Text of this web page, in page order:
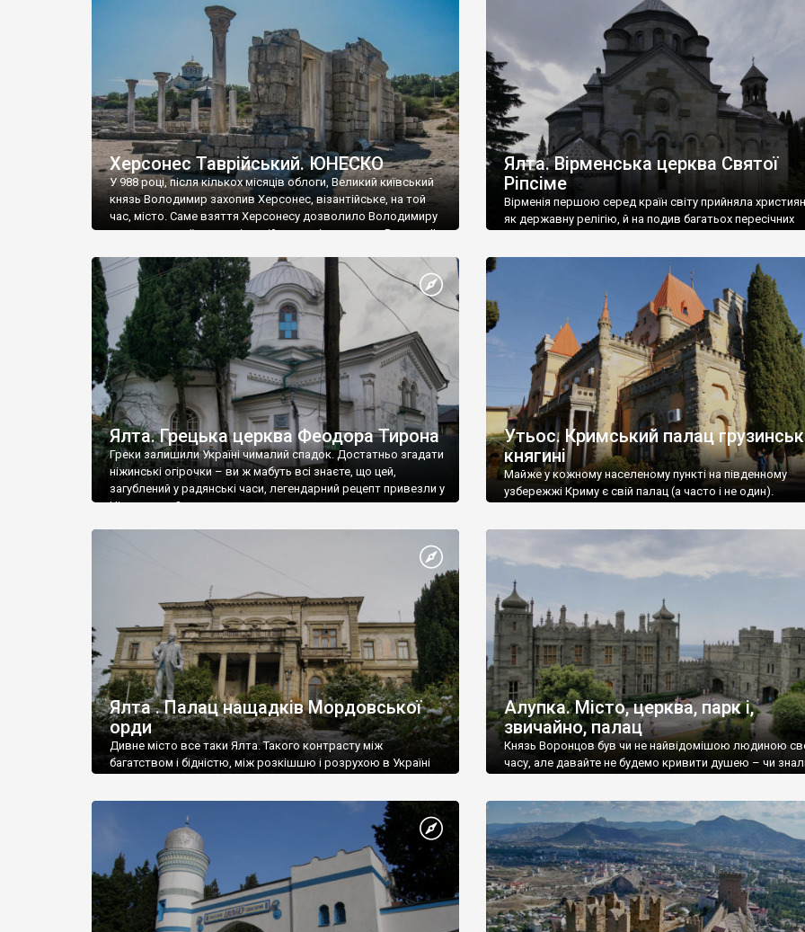
візантійської доби. Раритети викрадені з фондів об’єкту
культурної спадщини ЮНЕСКО «Херсонеса Таврійського».
Офіційно – на виставку «Золото Візантії», але експерти та
влада в Україні вважають це лише […]
називаються «повстяками» (postaki)…” “Вино. Крим
виробляє відмінне вино і його вдосталь: воно все
легке біле і дуже […]
Херсонес Таврійський. ЮНЕСКО
У 988 році, після кількох місяців облоги, Великий київський
князь Володимир захопив Херсонес, візантійське, на той
час, місто. Саме взяття Херсонесу дозволило Володимиру
диктувати свої умови візантійському імператору Василю ІІ,
Херсонесі Володимир-язичник, став Василем-
християнином. А потім було Хрещення Русі. На честь
Херсонесу Таврійського названо місто […]
Ялта. Вірменська церква Святої
Ріпсіме
Вірменія першою серед країн світу прийняла
як державну релігію, й на подив багатьох пересічних
Ялта. Грецька церква Феодора Тирона
Греки залишили Україні чималий спадок. Достатньо згадати
ніжинські огірочки – ви ж мабуть всі знаєте, що цей,
загублений у радянські часи, легендарний рецепт привезли у
Ніжин греки?
Утьос. Кримський палац
княгині
Майже у кожному населеному пункті на південному
узбережжі Криму є свій палац (а часто і не один).
Ялта . Палац нащадків Мордовської
орди
Дивне місто все таки Ялта. Такого контрасту між
багатством і бідністю, між розкішшю і розрухою в Україні
Алупка. Місто, церква, парк і,
звичайно, палац
Князь Воронцов був чи не найвідомішою людиною
часу, але давайте не будемо кривити душею – чи